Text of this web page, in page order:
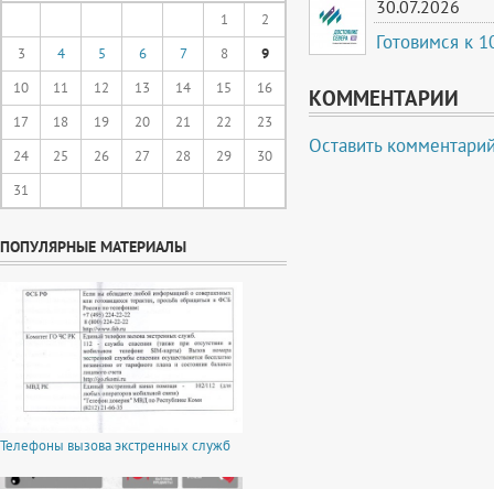
1
2
3
4 5 6 7 8
9
10
11 12 13 14 15
16
17
18 19 20 21 22
23
24
25 26 27 28 29
30
31
ПОПУЛЯРНЫЕ МАТЕРИАЛЫ
Телефоны вызова экстренных служб
30.07.2026
Готовимся к
КОММЕНТАРИИ
Оставить